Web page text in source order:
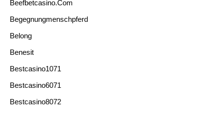
Beefbetcasino.com
Begegnungmenschpferd
Belong
Benesit
Bestcasino1071
Bestcasino6071
Bestcasino8072